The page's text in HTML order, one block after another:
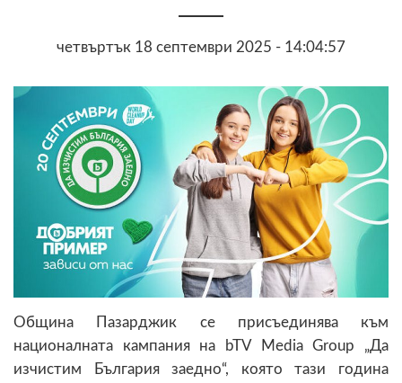
четвъртък 18 септември 2025 - 14:04:57
Община Пазарджик се присъединява към
националната кампания на bTV Media Group „Да
изчистим България заедно“, която тази година